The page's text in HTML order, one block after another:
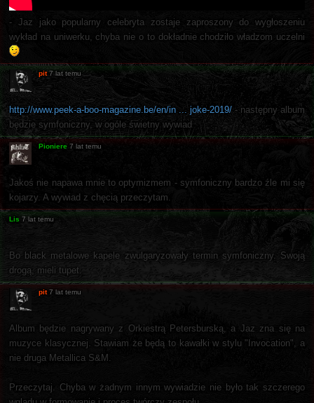
- Jaz jako popularny celebryta zostaje zaproszony do wygłoszeniu
wykład na uniwerku, chyba nie o to dokładnie chodziło władzom uczelni
pit 7 lat temu
http://www.peek-a-boo-magazine.be/en/in ... joke-2019/ - następny album
będzie symfoniczny, w ogóle świetny wywiad
Pioniere 7 lat temu
Jakoś nie napawa mnie to optymizmem - symfoniczny bardzo źle mi się
kojarzy. A wywiad z chęcią przeczytam.
Lis 7 lat temu
Bo black metalowe kapele zwulgaryzowały termin symfoniczny. Swoją
drogą, mieli tupet.
pit 7 lat temu
Album będzie nagrywany z Orkiestrą Petersburską, a Jaz zna się na
muzyce klasycznej. Stawiam że będą to kawałki w stylu "Invocation", a
nie druga Metallica S&M.
Przeczytaj. Chyba w żadnym innym wywiadzie nie było tak szczerego